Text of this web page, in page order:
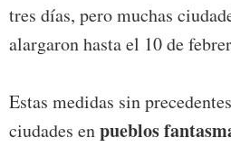
tres días, pero muchas
alargaron hasta el 10 de
Estas medidas sin
ciudades enpueblos